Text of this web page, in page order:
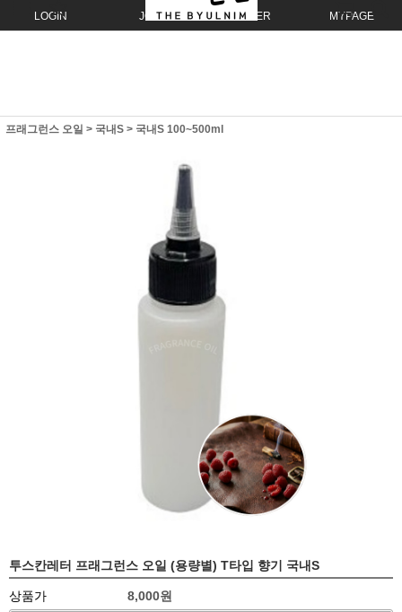
LOGIN JOIN ORDER MYPAGE
프래그런스 오일 > 국내S > 국내S 100~500ml
투스칸레터 프래그런스 오일 (용량별) T타입 향기 국내S
상품가 8,000원